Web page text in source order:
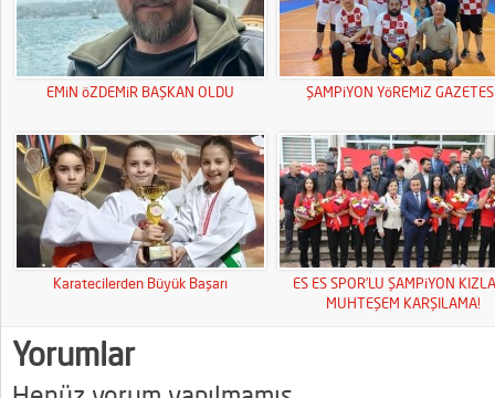
EMiN öZDEMiR BAŞKAN OLDU ŞAMPiYON YöREMiZ
Karatecilerden Büyük Başarı
ES ES SPOR’LU ŞAMPiYON
MUHTEŞEM KARŞILAMA!
Yorumlar